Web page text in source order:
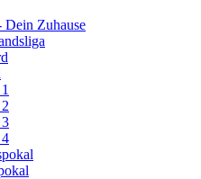
Dein Zuhause